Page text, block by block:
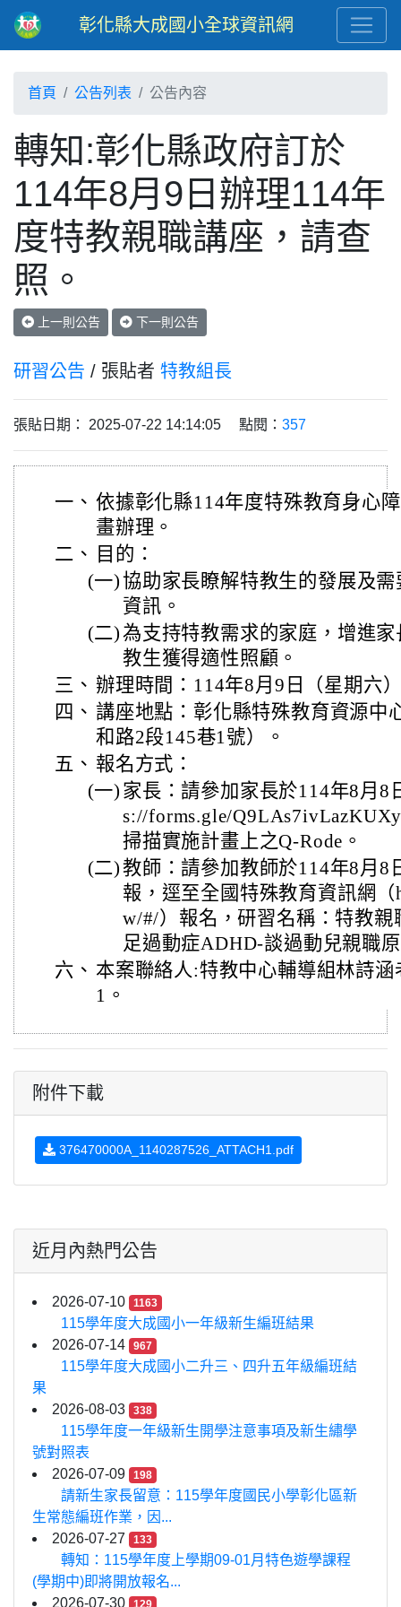
彰化縣大成國小全球資訊網
首頁 公告列表 公告內容
轉知:彰化縣政府訂於
114年8月9日辦理114年
度特教親職講座，請查
照。
上一則公告 下一則公告
研習公告 / 張貼者 特教組長
張貼日期： 2025-07-22 14:14:05 點閱： 357
一、 依據彰化縣114年度特殊教育身心
畫辦理。
二、
目的：
(一)協助家長瞭解特教生的發展及
資訊。
(二)為支持特教需求的家庭，增進
教生獲得適性照顧。
三、 辦理時間：114年8月9日（星期六
四、 講座地點：彰化縣特殊教育資源中
和路2段145巷1號）。
五、 報名方式：
(一) 家長：請參加家長於114年8月8
s://forms.gle/
掃描實施計畫上之Q-Rode。
(二)教師：請參加教師於114年8月8
報，逕至全國特殊教育資訊網（
w/#/）報名，研習名稱：特教
足過動症ADHD-談過動兒親職
六、 本案聯絡人:特教中心輔導組林詩
1。
附件下載
376470000A_1140287526_ATTACH1.pdf
近月內熱門公告
2026-07-10 1163
115學年度大成國小一年級新生編班結果
2026-07-14
967
115學年度大成國小二升三、四升五年級編班結
果
2026-08-03
338
115學年度一年級新生開學注意事項及新生繡學
號對照表
2026-07-09
198
請新生家長留意：115學年度國民小學彰化區新
生常態編班作業，因...
2026-07-27
133
轉知：115學年度上學期09-01月特色遊學課程
(學期中)即將開放報名...
2026-07-30
129